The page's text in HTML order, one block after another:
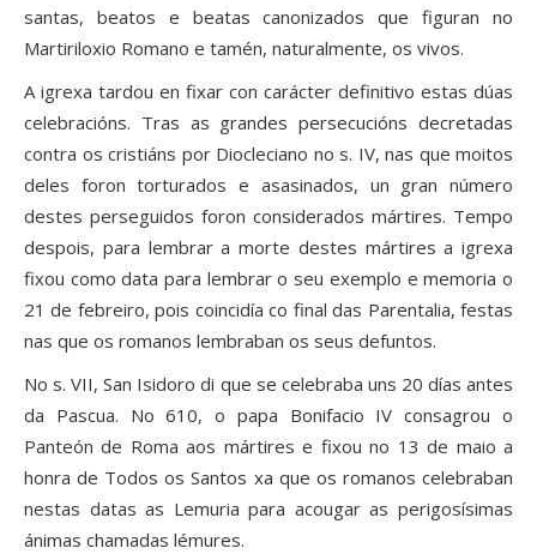
santas, beatos e beatas canonizados que figuran no
Martiriloxio Romano e tamén, naturalmente, os vivos.
A igrexa tardou en fixar con carácter definitivo estas dúas
celebracións. Tras as grandes persecucións decretadas
contra os cristiáns por Diocleciano no s. IV, nas que moitos
deles foron torturados e asasinados, un gran número
destes perseguidos foron considerados mártires. Tempo
despois, para lembrar a morte destes mártires a igrexa
fixou como data para lembrar o seu exemplo e memoria o
21 de febreiro, pois coincidía co final das Parentalia, festas
nas que os romanos lembraban os seus defuntos.
No s. VII, San Isidoro di que se celebraba uns 20 días antes
da Pascua. No 610, o papa Bonifacio IV consagrou o
Panteón de Roma aos mártires e fixou no 13 de maio a
honra de Todos os Santos xa que os romanos celebraban
nestas datas as Lemuria para acougar as perigosísimas
ánimas chamadas lémures.